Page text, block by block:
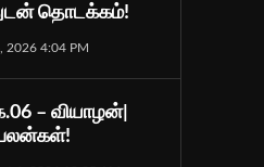
தொடக்கம்!
2026 4:04 PM
– வியாழன்|